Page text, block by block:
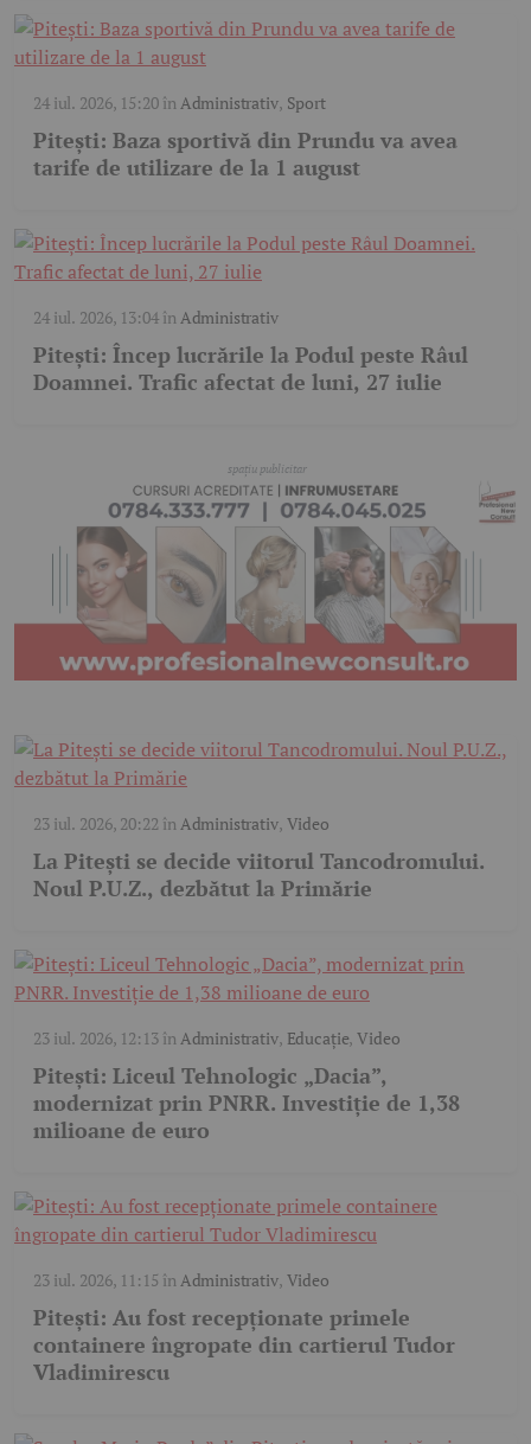
24 iul. 2026, 15:20înAdministrativ, Sport
Pitești: Baza sportivă din Prundu va avea
tarife de utilizare de la 1 august
24 iul. 2026, 13:04înAdministrativ
Pitești: Încep lucrările la Podul peste Râul
Doamnei. Trafic afectat de luni, 27 iulie
23 iul. 2026, 20:22 în Administrativ, Video
La Pitești se decide viitorul Tancodromului.
Noul P.U.Z., dezbătut la Primărie
23 iul. 2026, 12:13în Administrativ, Educație,Video
Pitești: Liceul Tehnologic „Dacia”,
modernizat prin PNRR. Investiție de 1,38
milioane de euro
23 iul. 2026, 11:15 în Administrativ, Video
Pitești: Au fost recepționate primele
containere îngropate din cartierul Tudor
Vladimirescu